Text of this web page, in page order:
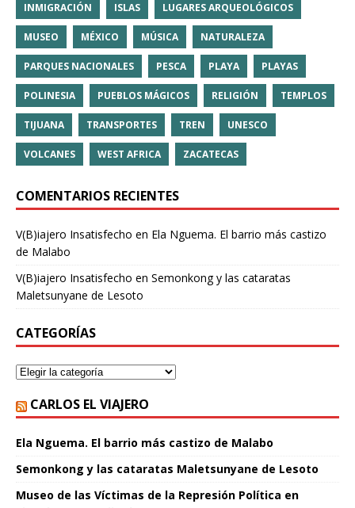
INMIGRACIÓN ISLAS LUGARES ARQUEOLÓGICOS
MUSEO MÉXICO MÚSICA NATURALEZA
PARQUES NACIONALES PESCA PLAYA PLAYAS
POLINESIA PUEBLOS MÁGICOS RELIGIÓN TEMPLOS
TIJUANA TRANSPORTES TREN UNESCO
VOLCANES WEST AFRICA ZACATECAS
COMENTARIOS RECIENTES
V(B)iajero Insatisfecho en Ela Nguema. El barrio más castizo
de Malabo
V(B)iajero Insatisfecho en Semonkong y las cataratas
Maletsunyane de Lesoto
CATEGORÍAS
CARLOS EL VIAJERO
Ela Nguema. El barrio más castizo de Malabo
Semonkong y las cataratas Maletsunyane de Lesoto
Museo de las Víctimas de la Represión Política en